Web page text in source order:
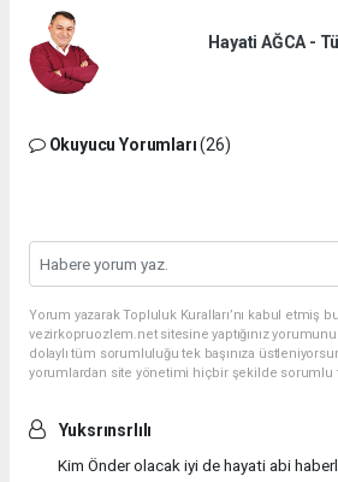
Hayati AĞCA -
Okuyucu Yorumları(26)
Yorum yazarak Topluluk Kuralları’nı kabul etmiş
vezirkopruozlem.net sitesine yaptığınız
dolaylı tüm sorumluluğu tek başınıza
yorumlardan site yönetimi hiçbir şekilde sorumlu
Yuksrınsrlılı
Kim Önder olacak iyi de hayati abi